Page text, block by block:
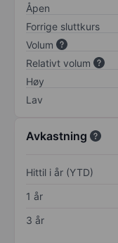
Åpen
Forrige sluttkurs
Volum
Relativt volum
Høy
Lav
Avkastning
Hittil i år (YTD)
1 år
3 år